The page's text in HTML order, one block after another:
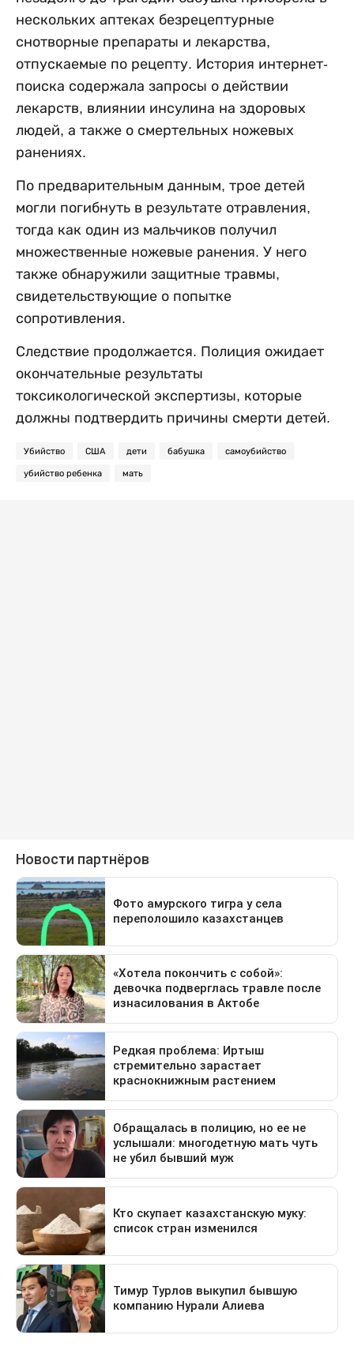
нескольких аптеках безрецептурные
снотворные препараты и лекарства,
отпускаемые по рецепту. История интернет-
поиска содержала запросы о действии
лекарств, влиянии инсулина на здоровых
людей, а также о смертельных ножевых
ранениях.
По предварительным данным, трое детей
могли погибнуть в результате отравления,
тогда как один из мальчиков получил
множественные ножевые ранения. У него
также обнаружили защитные травмы,
свидетельствующие о попытке
сопротивления.
Следствие продолжается. Полиция ожидает
окончательные результаты
токсикологической экспертизы, которые
должны подтвердить причины смерти детей.
Убийство США дети бабушка самоубийство
убийство ребенка мать